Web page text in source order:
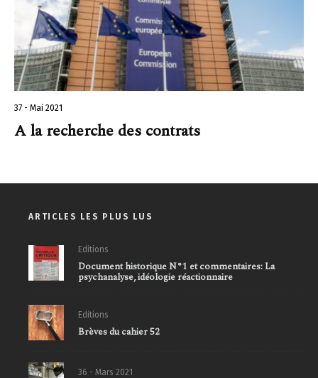
37 - Mai 2021
A la recherche des contrats
ARTICLES LES PLUS LUS
Editions
Document historique N°1 et commentaires: La
psychanalyse, idéologie réactionnaire
Editions
Brèves du cahier 52
36 - Mars 2021